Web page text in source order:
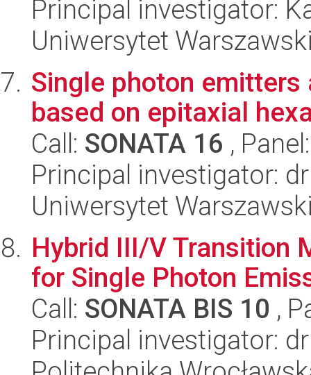
Principal investigator:
Uniwersytet
Single photon
based on epitaxial
Call: SONATA 16 ,
Principal investigator:
Uniwersytet
Hybrid III/V Transition
for Single Photon
Call: SONATA BIS 10 ,
Principal investigator: